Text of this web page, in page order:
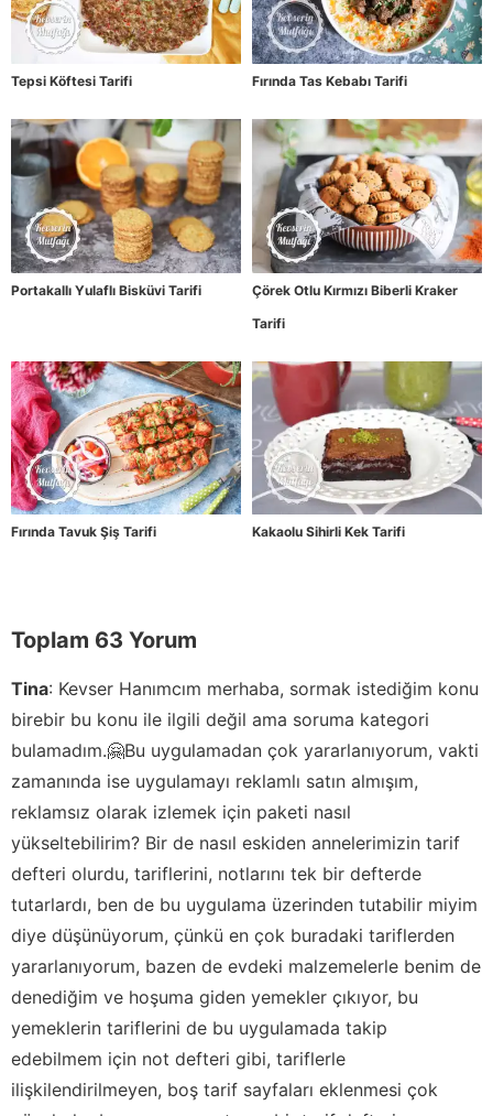
Tepsi Köftesi Tarifi Fırında Tas Kebabı Tarifi
Portakallı Yulaflı Bisküvi Tarifi
Çörek Otlu Kırmızı Biberli Kraker
Tarifi
Fırında Tavuk Şiş Tarifi Kakaolu Sihirli Kek Tarifi
Toplam 63 Yorum
Tina: Kevser Hanımcım merhaba, sormak istediğim konu
birebir bu konu ile ilgili değil ama soruma kategori
bulamadım.🤗Bu uygulamadan çok yararlanıyorum, vakti
zamanında ise uygulamayı reklamlı satın almışım,
reklamsız olarak izlemek için paketi nasıl
yükseltebilirim? Bir de nasıl eskiden annelerimizin tarif
defteri olurdu, tariflerini, notlarını tek bir defterde
tutarlardı, ben de bu uygulama üzerinden tutabilir miyim
diye düşünüyorum, çünkü en çok buradaki tariflerden
yararlanıyorum, bazen de evdeki malzemelerle benim de
denediğim ve hoşuma giden yemekler çıkıyor, bu
yemeklerin tariflerini de bu uygulamada takip
edebilmem için not defteri gibi, tariflerle
ilişkilendirilmeyen, boş tarif sayfaları eklenmesi çok